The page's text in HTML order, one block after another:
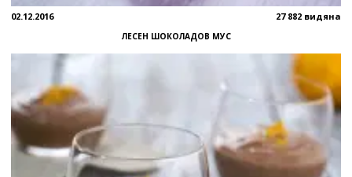
02.12.2016 27 882 видяна
ЛЕСЕН ШОКОЛАДОВ МУС